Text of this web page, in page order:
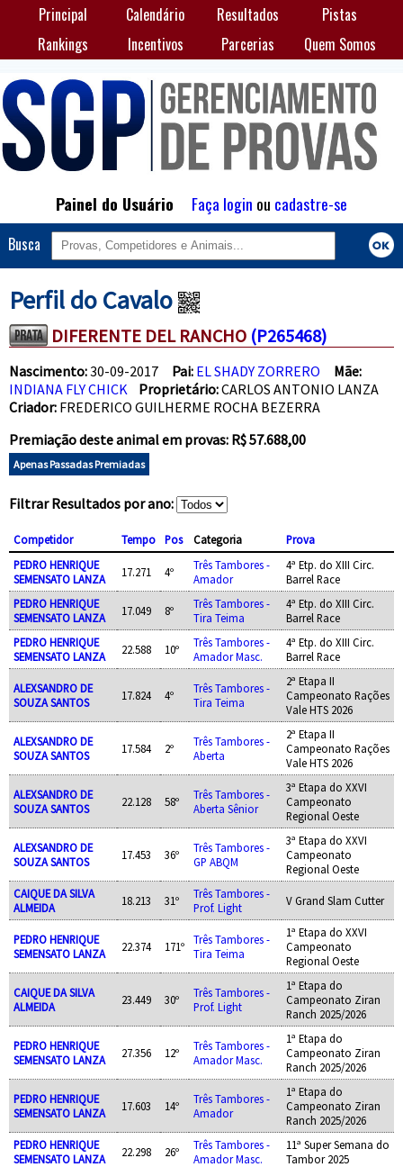
Principal Calendário Resultados
Pistas
Rankings
Incentivos Parcerias Quem Somos
Painel do Usuário Faça login ou cadastre-se
Busca
Perfil do Cavalo
DIFERENTE DEL RANCHO (P265468)
Nascimento:30-09-2017 Pai: EL SHADY ZORRERO
Mãe:
INDIANA FLY CHICK
Proprietário:CARLOS ANTONIO LANZA
Criador: FREDERICO GUILHERME ROCHA BEZERRA
Premiação deste animal em provas: R$ 57.688,00
Apenas Passadas Premiadas
Filtrar Resultados por ano:
Competidor Tempo Pos Categoria
Prova
PEDRO HENRIQUE
SEMENSATO LANZA
17.271 4º
Três Tambores -
Amador
4ª Etp. do XIII Circ.
Barrel Race
PEDRO HENRIQUE
SEMENSATO LANZA
17.049 8º
Três Tambores -
Tira Teima
4ª Etp. do XIII Circ.
Barrel Race
PEDRO HENRIQUE
SEMENSATO LANZA
22.588 10º
Três Tambores -
Amador Masc.
4ª Etp. do XIII Circ.
Barrel Race
ALEXSANDRO DE
SOUZA SANTOS
17.824 4º
Três Tambores -
Tira Teima
2ª Etapa II
Campeonato Rações
Vale HTS 2026
ALEXSANDRO DE
SOUZA SANTOS
17.584 2º
Três Tambores -
Aberta
2ª Etapa II
Campeonato Rações
Vale HTS 2026
ALEXSANDRO DE
SOUZA SANTOS
22.128 58º
Três Tambores -
Aberta Sênior
3ª Etapa do XXVI
Campeonato
Regional Oeste
ALEXSANDRO DE
SOUZA SANTOS
17.453 36º
Três Tambores -
GP ABQM
3ª Etapa do XXVI
Campeonato
Regional Oeste
CAIQUE DA SILVA
ALMEIDA
18.213 31º
Três Tambores -
Prof. Light
V Grand Slam Cutter
PEDRO HENRIQUE
SEMENSATO LANZA
22.374 171º
Três Tambores -
Tira Teima
1ª Etapa do XXVI
Campeonato
Regional Oeste
CAIQUE DA SILVA
ALMEIDA
23.449 30º
Três Tambores -
Prof. Light
1ª Etapa do
Campeonato Ziran
Ranch 2025/2026
PEDRO HENRIQUE
SEMENSATO LANZA
27.356 12º
Três Tambores -
Amador Masc.
1ª Etapa do
Campeonato Ziran
Ranch 2025/2026
PEDRO HENRIQUE
SEMENSATO LANZA
17.603 14º
Três Tambores -
Amador
1ª Etapa do
Campeonato Ziran
Ranch 2025/2026
PEDRO HENRIQUE
SEMENSATO LANZA
22.298 26º
Três Tambores -
Amador Masc.
11ª Super Semana do
Tambor 2025